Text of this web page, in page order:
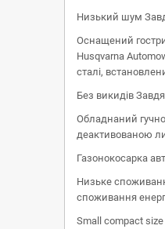
Низький шум
Оснащений
Husqvarna
сталі,
Без викидів
Обладнаний
деактивованою
Газонокосарка
Низьке
споживання
Small compact